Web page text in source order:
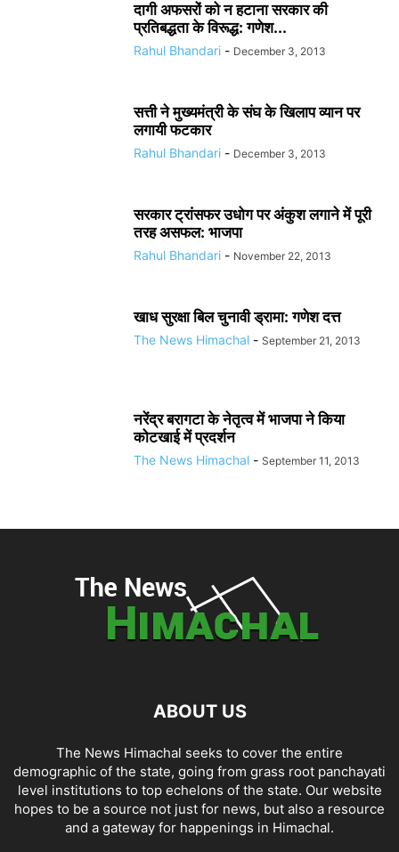
दागी अफसरों को न हटाना सरकार की
प्रतिबद्धता के विरूद्ध: गणेश...
Rahul Bhandari - December 3, 2013
सत्ती ने मुख्यमंत्री के संघ के खिलाप व्यान पर
लगायी फटकार
Rahul Bhandari - December 3, 2013
सरकार ट्रांसफर उधोग पर अंकुश लगाने में पूरी
तरह असफल: भाजपा
Rahul Bhandari - November 22, 2013
खाध सुरक्षा बिल चुनावी ड्रामा: गणेश दत्त
The News Himachal - September 21, 2013
नरेंद्र बरागटा के नेतृत्व में भाजपा ने किया
कोटखाई में प्रदर्शन
The News Himachal - September 11, 2013
ABOUT US
The News Himachal seeks to cover the entire
demographic of the state, going from grass root panchayati
level institutions to top echelons of the state. Our website
hopes to be a source not just for news, but also a resource
and a gateway for happenings in Himachal.